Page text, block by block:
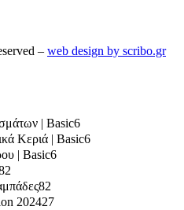
– web design by scribo.gr
| Basic6
Κεριά | Basic6
| Basic6
82
202427